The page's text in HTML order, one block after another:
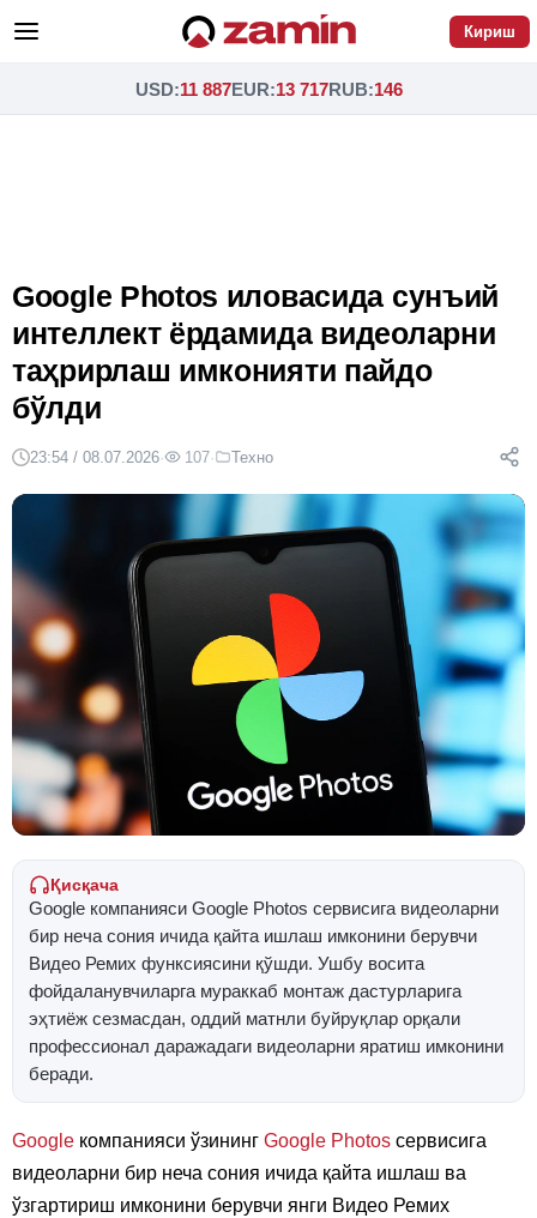
Кириш
USD:11 887EUR:13 717RUB:146
Google Photos иловасида сунъий
интеллект ёрдамида видеоларни
таҳрирлаш имконияти пайдо
бўлди
23:54 / 08.07.2026· 107· Техно
Қисқача
Google компанияси Google Photos сервисига видеоларни
бир неча сония ичида қайта ишлаш имконини берувчи
Видео Ремих функсиясини қўшди. Ушбу восита
фойдаланувчиларга мураккаб монтаж дастурларига
эҳтиёж сезмасдан, оддий матнли буйруқлар орқали
профессионал даражадаги видеоларни яратиш имконини
беради.
Google компанияси ўзининг Google Photos сервисига
видеоларни бир неча сония ичида қайта ишлаш ва
ўзгартириш имконини берувчи янги Видео Ремих